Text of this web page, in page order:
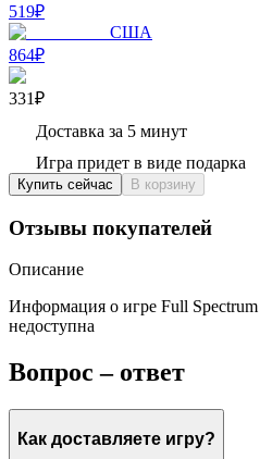
519₽
США
864₽
331₽
Доставка за 5 минут
Игра придет в виде подарка
Купить сейчас В корзину
Отзывы покупателей
Описание
Информация о игре Full
недоступна
Вопрос – ответ
Как доставляете игру?